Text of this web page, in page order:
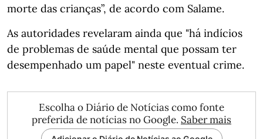
morte das crianças”, de acordo com Salame.
As autoridades revelaram ainda que "há indícios
de problemas de saúde mental que possam ter
desempenhado um papel" neste eventual crime.
Escolha o Diário de Notícias como fonte
preferida de notícias no Google. Saber mais